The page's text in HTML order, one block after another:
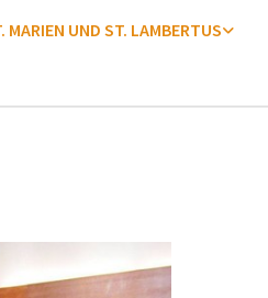
MARIEN UND ST. LAMBERTUS